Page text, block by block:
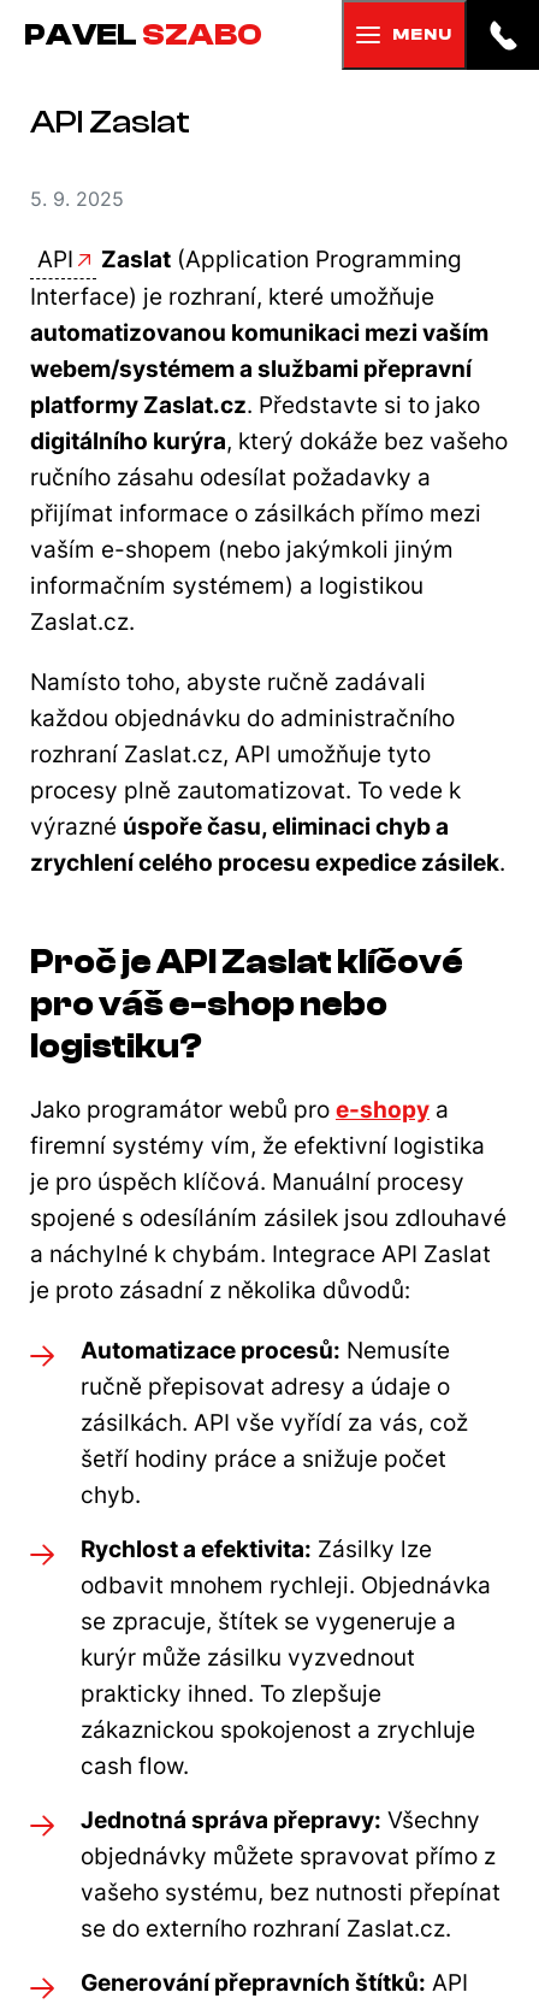
PAVEL SZABO MENU
API Zaslat
5. 9. 2025
API Zaslat (Application Programming
Interface) je rozhraní, které umožňuje
automatizovanou komunikaci mezi vaším
webem/systémem a službami přepravní
platformy Zaslat.cz. Představte si to jako
digitálního kurýra, který dokáže bez vašeho
ručního zásahu odesílat požadavky a
přijímat informace o zásilkách přímo mezi
vaším e-shopem (nebo jakýmkoli jiným
informačním systémem) a logistikou
Zaslat.cz.
Namísto toho, abyste ručně zadávali
každou objednávku do administračního
rozhraní Zaslat.cz, API umožňuje tyto
procesy plně zautomatizovat. To vede k
výrazné úspoře času, eliminaci chyb a
zrychlení celého procesu expedice zásilek.
Proč je API Zaslat klíčové
pro váš e-shop nebo
logistiku?
Jako programátor webů pro e-shopy a
firemní systémy vím, že efektivní logistika
je pro úspěch klíčová. Manuální procesy
spojené s odesíláním zásilek jsou zdlouhavé
a náchylné k chybám. Integrace API Zaslat
je proto zásadní z několika důvodů:
Automatizace procesů: Nemusíte
ručně přepisovat adresy a údaje o
zásilkách. API vše vyřídí za vás, což
šetří hodiny práce a snižuje počet
chyb.
Rychlost a efektivita: Zásilky lze
odbavit mnohem rychleji. Objednávka
se zpracuje, štítek se vygeneruje a
kurýr může zásilku vyzvednout
prakticky ihned. To zlepšuje
zákaznickou spokojenost a zrychluje
cash flow.
Jednotná správa přepravy: Všechny
objednávky můžete spravovat přímo z
vašeho systému, bez nutnosti přepínat
se do externího rozhraní Zaslat.cz.
Generování přepravních štítků: API